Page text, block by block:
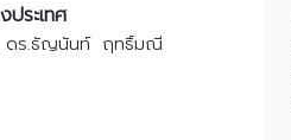
ระเทศ
, ดร.ธัญนันท์ ฤทธิ์มณี